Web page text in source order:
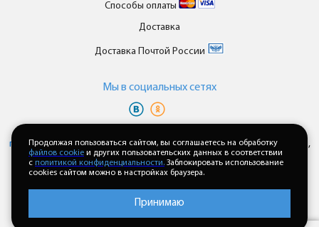
Способы оплаты
Доставка
Доставка Почтой России
Мы в cоциальных сетях
персональных данныхипользовательского соглашениякаждый раз,
когда оставляете свои данные в любой форме обратной связи на
сайте enkor24.ru
Продолжая пользоваться сайтом, вы соглашаетесь на обработку
файлов cookie и других пользовательских данных в соответствии
с политикой конфиденциальности. Заблокировать использование
cookies сайтом можно в настройках браузера.
Принимаю